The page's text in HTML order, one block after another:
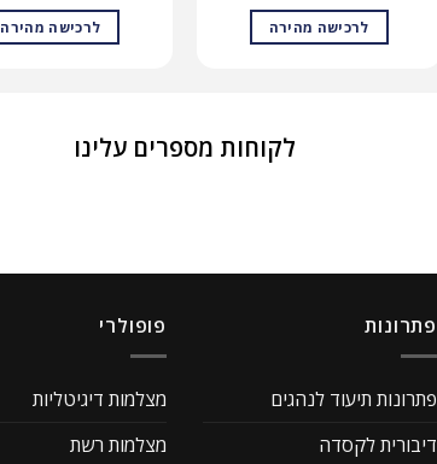
לרכישה מהירה לרכישה מהירה
לקוחות מספרים עלינו
פתרונות
פתרונות תיעוד לנהגים
דיבורית לקסדה
פופולרי
מצלמות דיגיטליות
מצלמות רשת